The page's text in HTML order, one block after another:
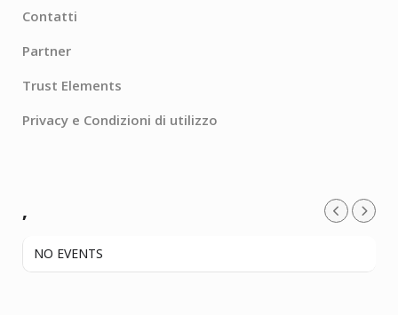
Contatti
Partner
Trust Elements
Privacy e Condizioni di utilizzo
,
NO EVENTS